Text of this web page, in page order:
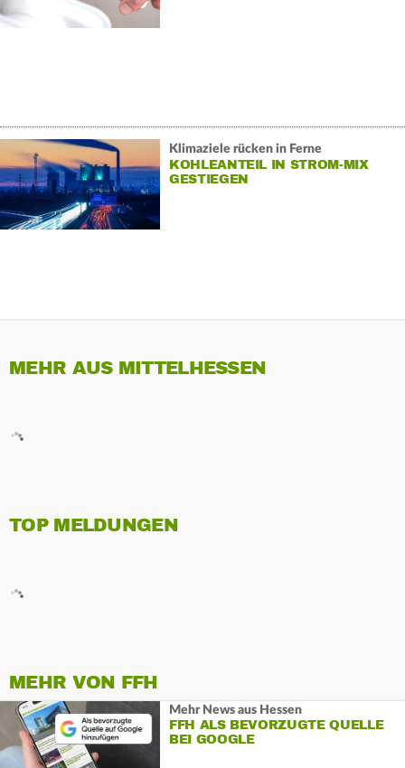
Klimaziele rücken in Ferne
KOHLEANTEIL IN STROM-MIX
GESTIEGEN
MEHR AUS MITTELHESSEN
TOP MELDUNGEN
MEHR VON FFH
Mehr News aus Hessen
FFH ALS BEVORZUGTE QUELLE
BEI GOOGLE